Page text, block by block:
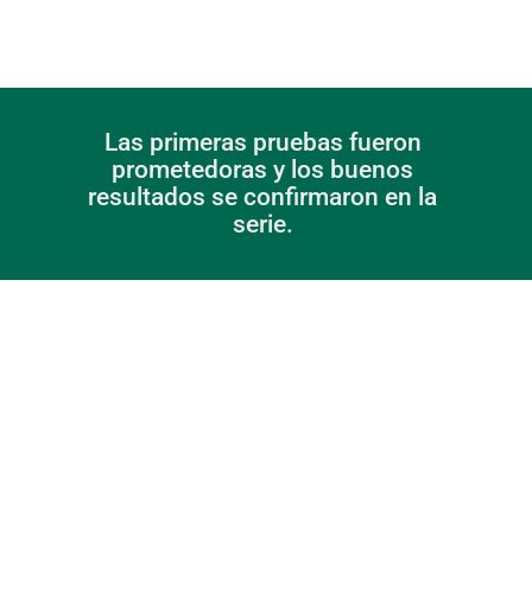
Las primeras pruebas fueron
prometedoras y los buenos
resultados se confirmaron en la
serie.